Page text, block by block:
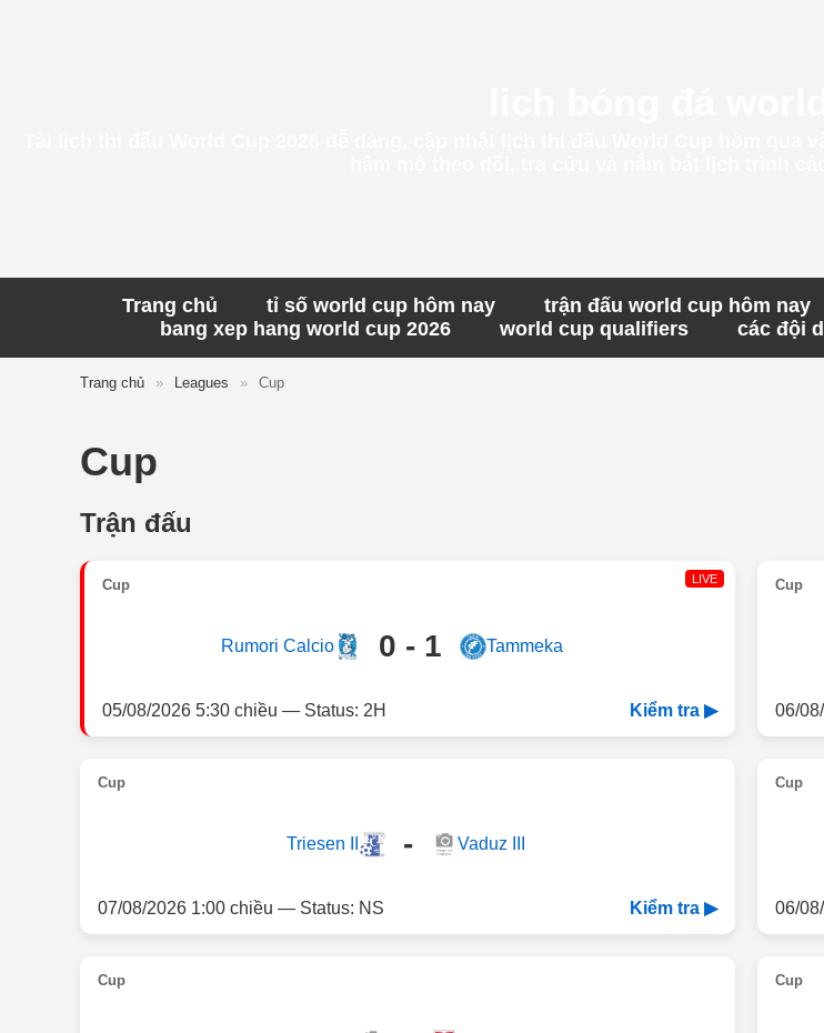
Trang chủ tỉ số world cup hôm nay trận đấu world cup hôm nay
bang xep hang world cup 2026
world cup qualifiers các đội
Trang chủ » Leagues » Cup
Cup
Trận đấu
Cup LIVE
Rumori Calcio 0 - 1 Tammeka
05/08/2026 5:30 chiều — Status: 2H Kiểm tra ▶
Cup
06/
Cup
Triesen II - Vaduz III
07/08/2026 1:00 chiều — Status: NS Kiểm tra ▶
Cup
06/
Cup Cup